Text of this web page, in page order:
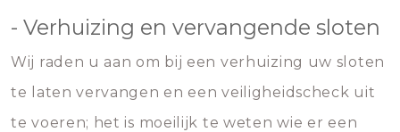
- Verhuizing en vervangende sloten
Wij raden u aan om bij een verhuizing uw sloten
te laten vervangen en een veiligheidscheck uit
te voeren; het is moeilijk te weten wie er een